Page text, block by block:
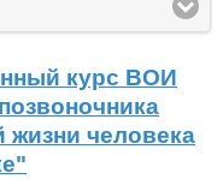
курс ВОИ
человека